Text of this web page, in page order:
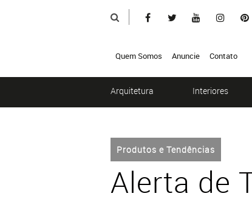
Quem Somos Anuncie Contato
Arquitetura Interiores
Produtos e Tendências
Alerta de